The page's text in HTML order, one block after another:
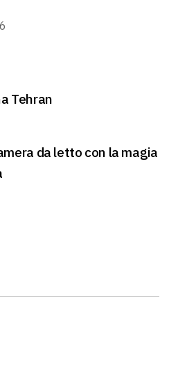
Tehran
da letto con la magia